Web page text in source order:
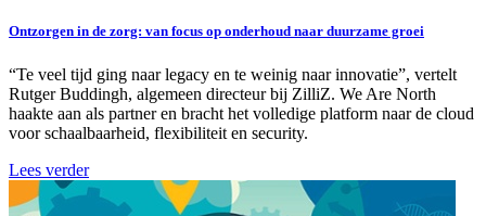
Ontzorgen in de zorg: van focus op onderhoud naar duurzame groei
“Te veel tijd ging naar legacy en te weinig naar innovatie”, vertelt
Rutger Buddingh, algemeen directeur bij ZilliZ. We Are North
haakte aan als partner en bracht het volledige platform naar de cloud
voor schaalbaarheid, flexibiliteit en security.
Lees verder